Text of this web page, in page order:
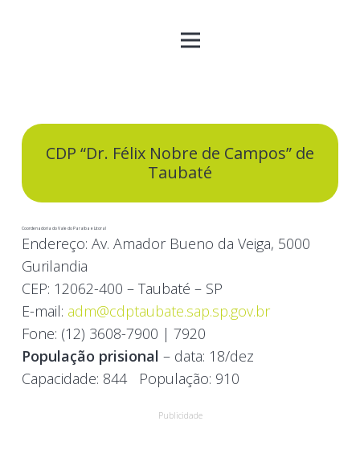
CDP “Dr. Félix Nobre de Campos” de
Taubaté
Coordenadoria do Vale do Paraíba e Litoral
Endereço: Av. Amador Bueno da Veiga, 5000
Gurilandia
CEP: 12062-400 – Taubaté – SP
E-mail: adm@cdptaubate.sap.sp.gov.br
Fone: (12) 3608-7900 | 7920
População prisional – data: 18/dez
Capacidade: 844 População: 910
Publicidade